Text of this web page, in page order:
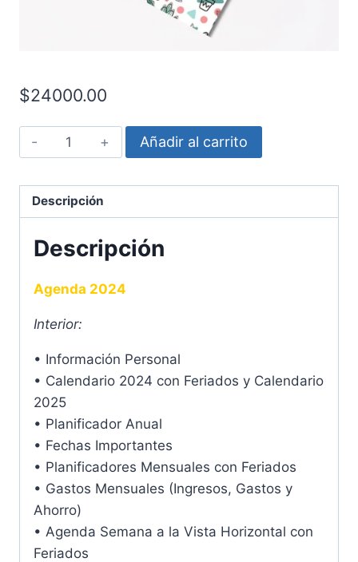
$24000.00
Agenda
-
cantidad
Añadir al carrito
Descripción
Descripción
Agenda 2024
Interior:
• Información Personal
• Calendario 2024 con Feriados y Calendario
2025
• Planificador Anual
• Fechas Importantes
• Planificadores Mensuales con Feriados
• Gastos Mensuales (Ingresos, Gastos y
Ahorro)
• Agenda Semana a la Vista Horizontal con
Feriados